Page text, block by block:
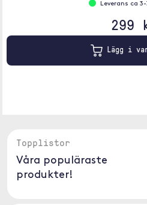
Leverans ca
299
Lägg i
Topplistor
Våra populäraste
produkter!